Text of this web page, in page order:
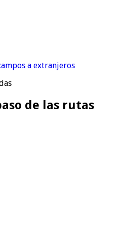
a extranjeros
de las rutas